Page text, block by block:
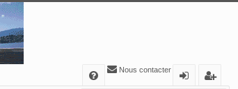
Nous contacter